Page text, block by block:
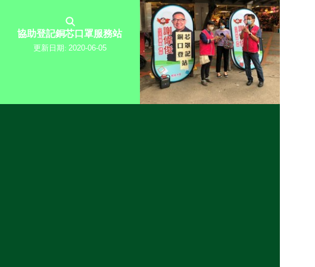
協助登記銅芯口罩服務站
更新日期: 2020-06-05